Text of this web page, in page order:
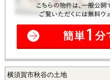
横須賀市秋谷の土地